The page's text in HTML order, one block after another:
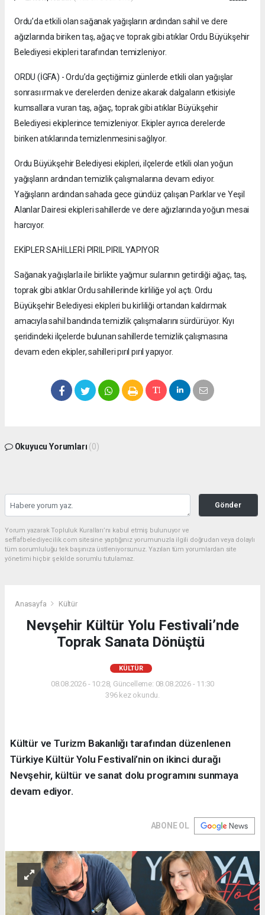
Ordu’da etkili olan sağanak yağışların ardından sahil ve dere
ağızlarında biriken taş, ağaç ve toprak gibi atıklar Ordu Büyükşehir
Belediyesi ekipleri tarafından temizleniyor.
ORDU (İGFA) - Ordu’da geçtiğimiz günlerde etkili olan yağışlar
sonrası ırmak ve derelerden denize akarak dalgaların etkisiyle
kumsallara vuran taş, ağaç, toprak gibi atıklar Büyükşehir
Belediyesi ekiplerince temizleniyor. Ekipler ayrıca derelerde
biriken atıklarında temizlenmesini sağlıyor.
Ordu Büyükşehir Belediyesi ekipleri, ilçelerde etkili olan yoğun
yağışların ardından temizlik çalışmalarına devam ediyor.
Yağışların ardından sahada gece gündüz çalışan Parklar ve Yeşil
Alanlar Dairesi ekipleri sahillerde ve dere ağızlarında yoğun mesai
harcıyor.
EKİPLER SAHİLLERİ PIRIL PIRIL YAPIYOR
Sağanak yağışlarla ile birlikte yağmur sularının getirdiği ağaç, taş,
toprak gibi atıklar Ordu sahillerinde kirliliğe yol açtı. Ordu
Büyükşehir Belediyesi ekipleri bu kirliliği ortandan kaldırmak
amacıyla sahil bandında temizlik çalışmalarını sürdürüyor. Kıyı
şeridindeki ilçelerde bulunan sahillerde temizlik çalışmasına
devam eden ekipler, sahilleri pırıl pırıl yapıyor.
Okuyucu Yorumları (0)
Gönder
Yorum yazarak Topluluk Kuralları’nı kabul etmiş bulunuyor ve
seffafbelediyecilik.com sitesine yaptığınız yorumunuzla ilgili doğrudan veya dolaylı
tüm sorumluluğu tek başınıza üstleniyorsunuz. Yazılan tüm yorumlardan site
yönetimi hiçbir şekilde sorumlu tutulamaz.
Anasayfa Kültür
Nevşehir Kültür Yolu Festivali’nde
Toprak Sanata Dönüştü
KÜLTÜR
08.08.2026 - 10:28, Güncelleme: 08.08.2026 - 11:30
396 kez okundu.
Kültür ve Turizm Bakanlığı tarafından düzenlenen
Türkiye Kültür Yolu Festivali’nin on ikinci durağı
Nevşehir, kültür ve sanat dolu programını sunmaya
devam ediyor.
ABONE OL